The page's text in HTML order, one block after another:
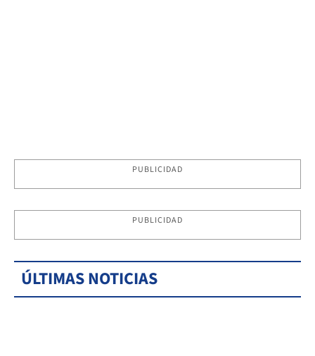
PUBLICIDAD
PUBLICIDAD
ÚLTIMAS NOTICIAS